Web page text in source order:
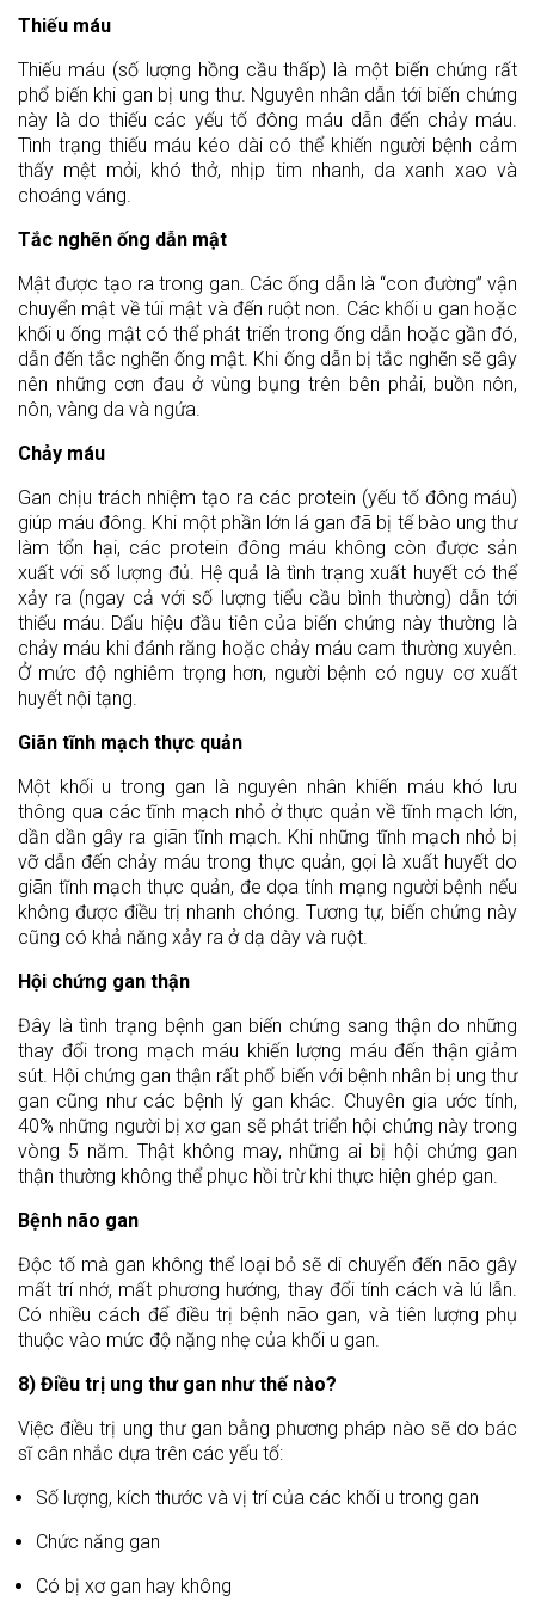
Thiếu máu
Thiếu máu (số lượng hồng cầu thấp) là một biến chứng rất
phổ biến khi gan bị ung thư. Nguyên nhân dẫn tới biến chứng
này là do thiếu các yếu tố đông máu dẫn đến chảy máu.
Tình trạng thiếu máu kéo dài có thể khiến người bệnh cảm
thấy mệt mỏi, khó thở, nhịp tim nhanh, da xanh xao và
choáng váng.
Tắc nghẽn ống dẫn mật
Mật được tạo ra trong gan. Các ống dẫn là “con đường” vận
chuyển mật về túi mật và đến ruột non. Các khối u gan hoặc
khối u ống mật có thể phát triển trong ống dẫn hoặc gần đó,
dẫn đến tắc nghẽn ống mật. Khi ống dẫn bị tắc nghẽn sẽ gây
nên những cơn đau ở vùng bụng trên bên phải, buồn nôn,
nôn, vàng da và ngứa.
Chảy máu
Gan chịu trách nhiệm tạo ra các protein (yếu tố đông máu)
giúp máu đông. Khi một phần lớn lá gan đã bị tế bào ung thư
làm tổn hại, các protein đông máu không còn được sản
xuất với số lượng đủ. Hệ quả là tình trạng xuất huyết có thể
xảy ra (ngay cả với số lượng tiểu cầu bình thường) dẫn tới
thiếu máu. Dấu hiệu đầu tiên của biến chứng này thường là
chảy máu khi đánh răng hoặc chảy máu cam thường xuyên.
Ở mức độ nghiêm trọng hơn, người bệnh có nguy cơ xuất
huyết nội tạng.
Giãn tĩnh mạch thực quản
Một khối u trong gan là nguyên nhân khiến máu khó lưu
thông qua các tĩnh mạch nhỏ ở thực quản về tĩnh mạch lớn,
dần dần gây ra giãn tĩnh mạch. Khi những tĩnh mạch nhỏ bị
vỡ dẫn đến chảy máu trong thực quản, gọi là xuất huyết do
giãn tĩnh mạch thực quản, đe dọa tính mạng người bệnh nếu
không được điều trị nhanh chóng. Tương tự, biến chứng này
cũng có khả năng xảy ra ở dạ dày và ruột.
Hội chứng gan thận
Đây là tình trạng bệnh gan biến chứng sang thận do những
thay đổi trong mạch máu khiến lượng máu đến thận giảm
sút. Hội chứng gan thận rất phổ biến với bệnh nhân bị ung thư
gan cũng như các bệnh lý gan khác. Chuyên gia ước tính,
40% những người bị xơ gan sẽ phát triển hội chứng này trong
vòng 5 năm. Thật không may, những ai bị hội chứng gan
thận thường không thể phục hồi trừ khi thực hiện ghép gan.
Bệnh não gan
Độc tố mà gan không thể loại bỏ sẽ di chuyển đến não gây
mất trí nhớ, mất phương hướng, thay đổi tính cách và lú lẫn.
Có nhiều cách để điều trị bệnh não gan, và tiên lượng phụ
thuộc vào mức độ nặng nhẹ của khối u gan.
8) Điều trị ung thư gan như thế nào?
Việc điều trị ung thư gan bằng phương pháp nào sẽ do bác
sĩ cân nhắc dựa trên các yếu tố:
Số lượng, kích thước và vị trí của các khối u trong gan
Chức năng gan
Có bị xơ gan hay không